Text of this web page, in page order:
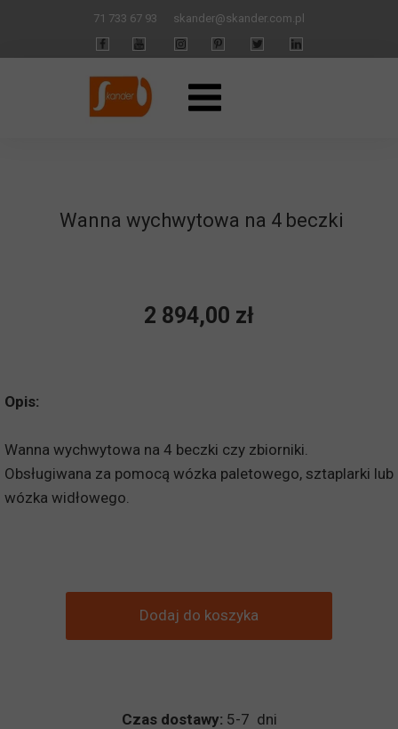
71 733 67 93 skander@skander.com.pl
Wanna wychwytowa na 4 beczki
2 894,00 zł
Opis:
Wanna wychwytowa na 4 beczki czy zbiorniki.
Obsługiwana za pomocą wózka paletowego, sztaplarki lub
wózka widłowego.
Dodaj do koszyka
Czas dostawy: 5-7 dni